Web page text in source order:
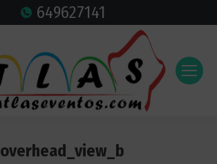
649627141
overhead_view_b